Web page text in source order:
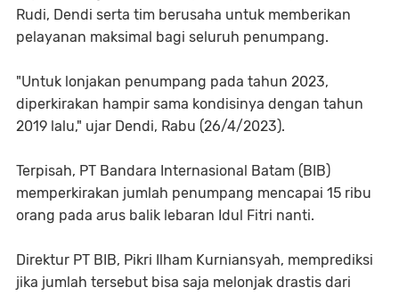
Rudi, Dendi serta tim berusaha untuk memberikan
pelayanan maksimal bagi seluruh penumpang.
"Untuk lonjakan penumpang pada tahun 2023,
diperkirakan hampir sama kondisinya dengan tahun
2019 lalu," ujar Dendi, Rabu (26/4/2023).
Terpisah, PT Bandara Internasional Batam (BIB)
memperkirakan jumlah penumpang mencapai 15 ribu
orang pada arus balik lebaran Idul Fitri nanti.
Direktur PT BIB, Pikri Ilham Kurniansyah, memprediksi
jika jumlah tersebut bisa saja melonjak drastis dari